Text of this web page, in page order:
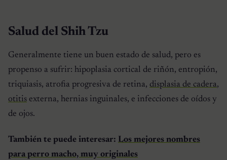
Salud del Shih Tzu
Generalmente tiene un buen estado de salud, pero es
propenso a sufrir: hipoplasia cortical de riñón, entropión,
triquiasis, atrofia progresiva de retina, displasia de cadera,
otitis externa, hernias inguinales, e infecciones de oídos y
de ojos.
También te puede interesar: Los mejores nombres
para perro macho, muy originales